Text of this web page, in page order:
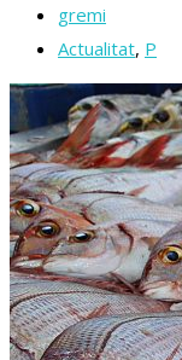
gremi
Actualitat, P